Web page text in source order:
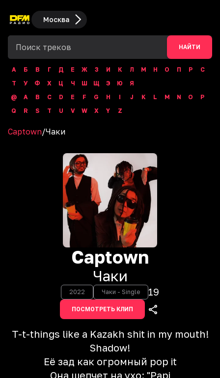
Москва
НАЙТИ
А Б В Г Д Е Ж З И К Л М Н О П Р
С
Т
У Ф Х Ц Ч Ш Щ Э Ю
Я
@
A B C D E F G H I J K L M N O
P
Q
R S T U V W X Y Z
Captown/Чаки
Captown
Чаки
2022 Чаки - Single 19
ПОСМОТРЕТЬ КЛИП
T-t-things like a Kazakh shit in my mouth!
Shadow!
Её зад как огромный pop it
Она шепчет на ухо: "Papi